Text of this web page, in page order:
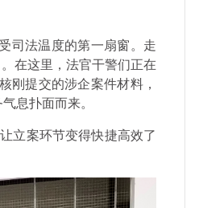
司法温度的第一扇窗。走
在这里，法官干警们正在
刚提交的涉企案件材料，
息扑面而来。
立案环节变得快捷高效了